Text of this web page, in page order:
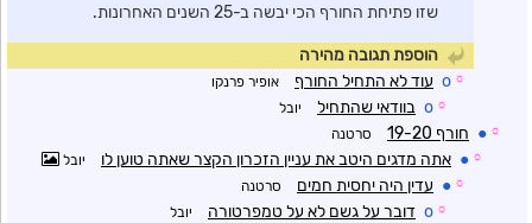
שזו פתיחת החורף הכי יבשה ב-25 השנים האחרונות.
הוספת תגובה מהירה
☼
o עוד לא התחיל החורף אופיר פרנקו
☼
o בוודאי שהתחיל יובל
☼
● חורף 19-20 סרטנה
☼
● אתה מדגים היטב את עניין הזכרון הקצר שאתה טוען לו יובל
☼
● עדין היה יחסית חמים סרטנה
☼
o דובר על גשם לא על טמפרטורה יובל